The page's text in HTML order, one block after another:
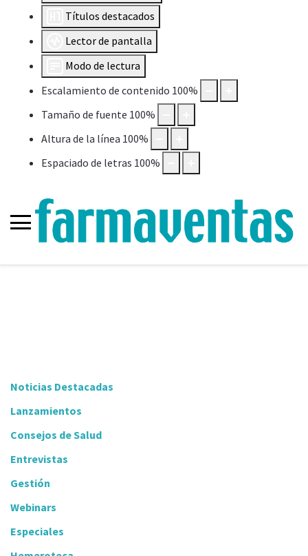
Títulos destacados
Lector de pantalla
Modo de lectura
Escalamiento de contenido 100%
Tamaño de fuente 100%
Altura de la línea 100%
Espaciado de letras 100%
Noticias Destacadas
Lanzamientos
Consejos de Salud
Entrevistas
Gestión
Webinars
Especiales